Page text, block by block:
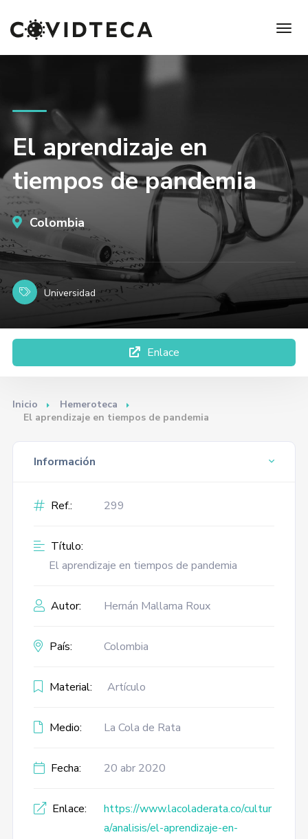
El aprendizaje en
tiempos de pandemia
Colombia
Universidad
Enlace
Inicio
Hemeroteca
El aprendizaje en tiempos de pandemia
Información
Ref.: 299
Título:
El aprendizaje en tiempos de pandemia
Autor: Hernán Mallama Roux
País: Colombia
Material: Artículo
Medio: La Cola de Rata
Fecha: 20 abr 2020
Enlace:
https://www.lacoladerata.co/cultur
a/analisis/el-aprendizaje-en-